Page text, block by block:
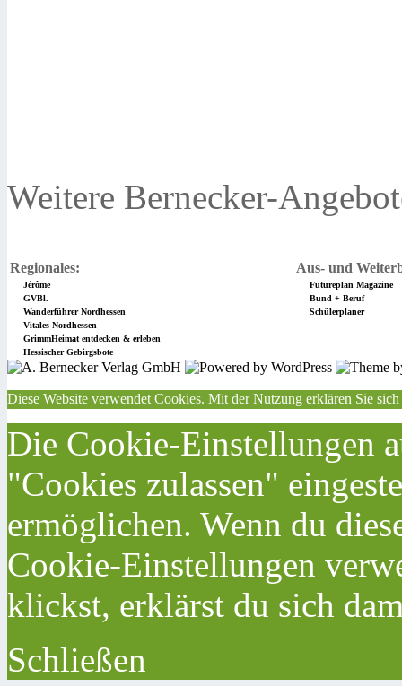
Weitere Bernecker-
Regionales: Aus- und
Jérôme
Futureplan Magazine
GVBl.
Bund + Beruf
Wanderführer Nordhessen
Schülerplaner
Vitales Nordhessen
GrimmHeimat entdecken & erleben
Hessischer Gebirgsbote
Diese Website verwendet Cookies. Mit der Nutzung erklären Sie
Die Cookie-Einstellungen
"Cookies zulassen"
ermöglichen. Wenn du
Cookie-Einstellungen
klickst, erklärst du sich
Schließen